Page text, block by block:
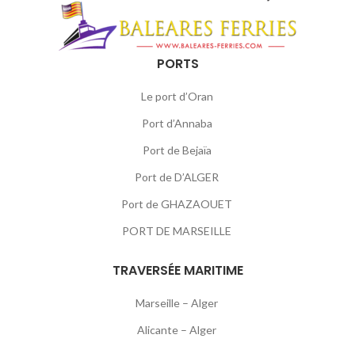
PORTS
Le port d’Oran
Port d’Annaba
Port de Bejaïa
Port de D’ALGER
Port de GHAZAOUET
PORT DE MARSEILLE
TRAVERSÉE MARITIME
Marseille – Alger
Alicante – Alger